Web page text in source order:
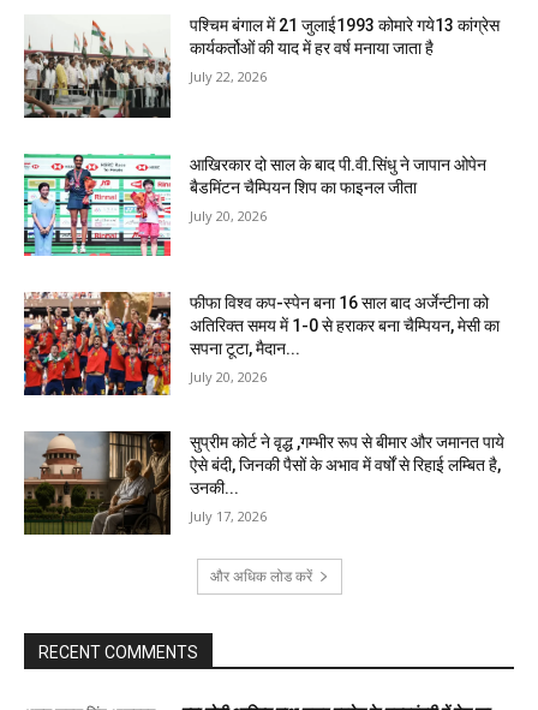
पश्चिम बंगाल में 21 जुलाई1993 कोमारे गये13 कांग्रेस
कार्यकर्तोओं की याद में हर वर्ष मनाया जाता है
July 22, 2026
आखिरकार दो साल के बाद पी.वी.सिंधु ने जापान ओपेन
बैडमिंटन चैम्पियन शिप का फाइनल जीता
July 20, 2026
फीफा विश्व कप-स्पेन बना 16 साल बाद अर्जेन्टीना को
अतिरिक्त समय में 1-0 से हराकर बना चैम्पियन, मेसी का
सपना टूटा, मैदान...
July 20, 2026
सुप्रीम कोर्ट ने वृद्ध ,गम्भीर रूप से बीमार और जमानत पाये
ऐसे बंदी, जिनकी पैसों के अभाव में वर्षों से रिहाई लम्बित है,
उनकी...
July 17, 2026
और अधिक लोड करें
RECENT COMMENTS